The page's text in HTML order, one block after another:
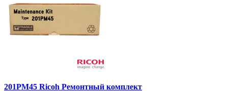
201PM45 Ricoh Ремонтный комплект